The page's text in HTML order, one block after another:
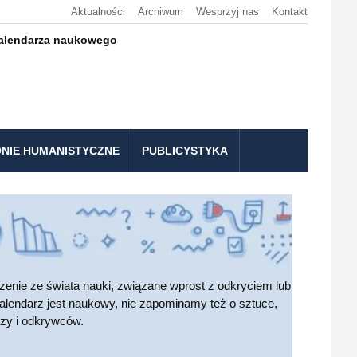
Aktualności Archiwum Wesprzyj nas Kontakt
naukowego
HUMANISTYCZNE PUBLICYSTYKA
ze świata nauki, związane wprost z odkryciem lub
jest naukowy, nie zapominamy też o sztuce,
i odkrywców.